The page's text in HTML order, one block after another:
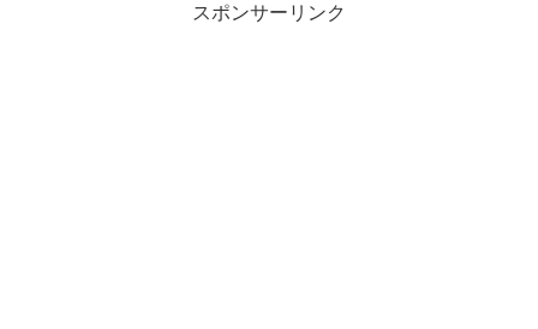
スポンサーリンク